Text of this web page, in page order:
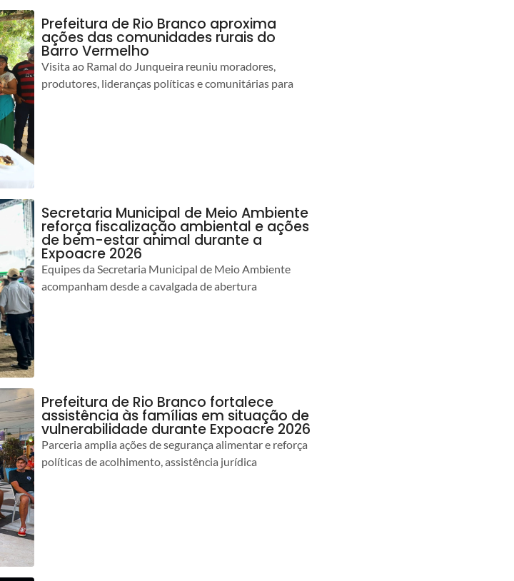
Prefeitura de Rio Branco aproxima
ações das comunidades rurais do
Barro Vermelho
Visita ao Ramal do Junqueira reuniu moradores,
produtores, lideranças políticas e comunitárias para
Secretaria Municipal de Meio Ambiente
reforça fiscalização ambiental e ações
de bem-estar animal durante a
Expoacre 2026
Equipes da Secretaria Municipal de Meio Ambiente
acompanham desde a cavalgada de abertura
Prefeitura de Rio Branco fortalece
assistência às famílias em situação de
vulnerabilidade durante Expoacre 2026
Parceria amplia ações de segurança alimentar e reforça
políticas de acolhimento, assistência jurídica